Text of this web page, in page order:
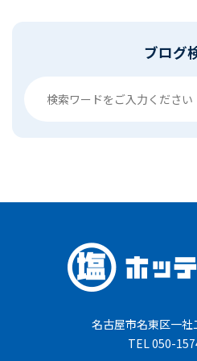
ブログ
名古屋市名東区一
TEL 050-